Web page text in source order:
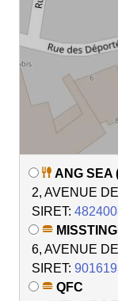
ANG SEA
2, AVENUE
SIRET:
6, AVENUE
SIRET:
QFC